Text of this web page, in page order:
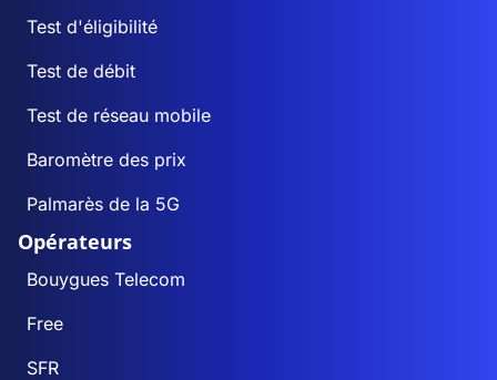
Test d'éligibilité
Test de débit
Test de réseau mobile
Baromètre des prix
Palmarès de la 5G
Opérateurs
Bouygues Telecom
Free
SFR